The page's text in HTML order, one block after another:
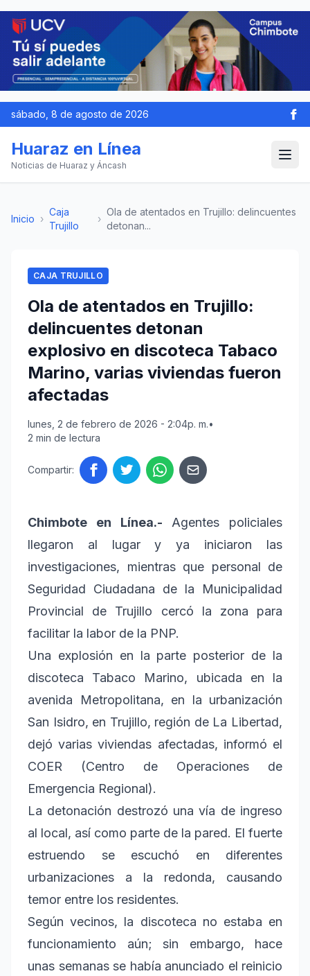
sábado, 8 de agosto de 2026
Huaraz en Línea
Noticias de Huaraz y Áncash
Inicio ›
Caja
Trujillo
›
Ola de atentados en Trujillo: delincuentes
detonan...
CAJA TRUJILLO
Ola de atentados en Trujillo:
delincuentes detonan
explosivo en discoteca Tabaco
Marino, varias viviendas fueron
afectadas
lunes, 2 de febrero de 2026 - 2:04p. m.•
2 min de lectura
Compartir:
Chimbote en Línea.- Agentes policiales
llegaron al lugar y ya iniciaron las
investigaciones, mientras que personal de
Seguridad Ciudadana de la Municipalidad
Provincial de Trujillo cercó la zona para
facilitar la labor de la PNP.
Una explosión en la parte posterior de la
discoteca Tabaco Marino, ubicada en la
avenida Metropolitana, en la urbanización
San Isidro, en Trujillo, región de La Libertad,
dejó varias viviendas afectadas, informó el
COER (Centro de Operaciones de
Emergencia Regional).
La detonación destrozó una vía de ingreso
al local, así como parte de la pared. El fuerte
estruendo se escuchó en diferentes
urbanizaciones a la redonda, causando
temor entre los residentes.
Según vecinos, la discoteca no estaba en
funcionamiento aún; sin embargo, hace
unas semanas se había anunciado el reinicio